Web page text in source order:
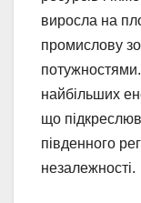
виросла на
промислову
найбільших
що
південного
незалежності.